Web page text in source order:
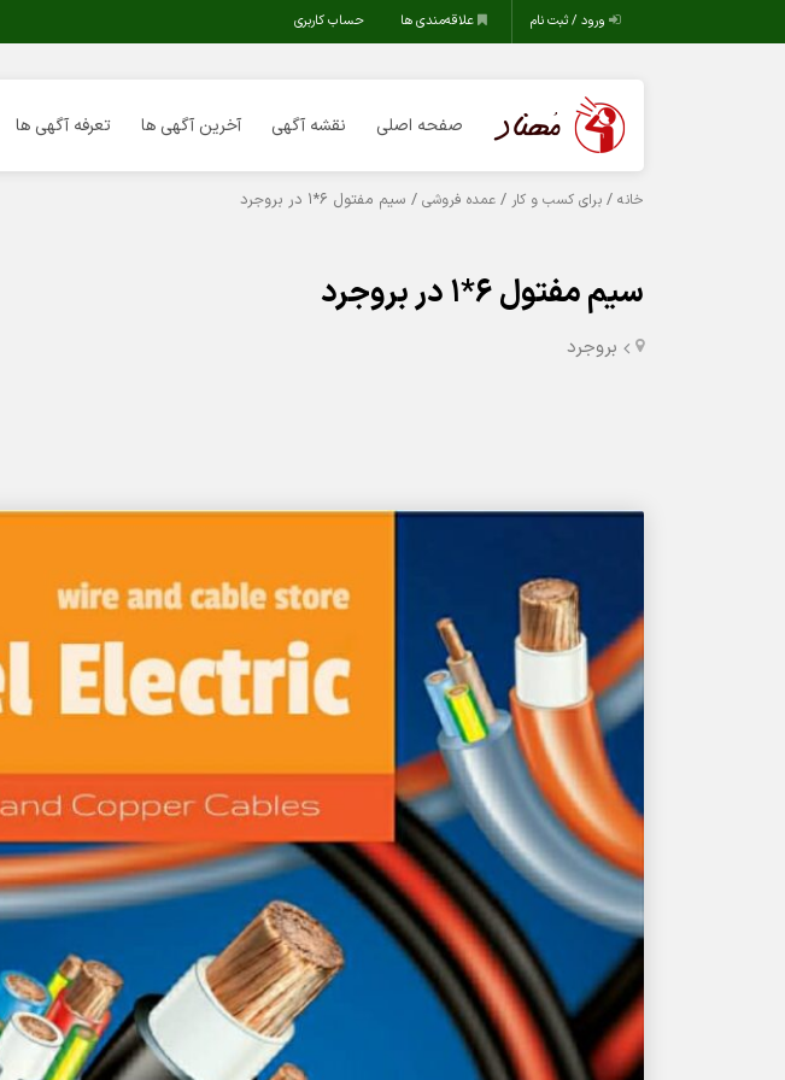
ورود / ثبت نام علاقه‌مندی ها حساب کاربری
صفحه اصلی نقشه آگهی آخرین آگهی ها تعرفه آگهی ها
خانه / برای کسب و کار / عمده فروشی / سیم مفتول 6*1 در بروجرد
سیم مفتول 6*1 در بروجرد
بروجرد